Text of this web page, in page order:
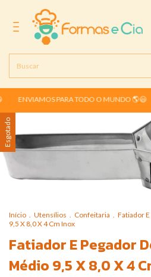
PARA TODO O MUNDO 🌎😃
Esgotado
Início . Utensílios . Confeitaria . Fatiador
9,5 X 8,0 X 4 Cm Inox
Fatiador E Pegador
Médio 9,5 X 8,0 X 4